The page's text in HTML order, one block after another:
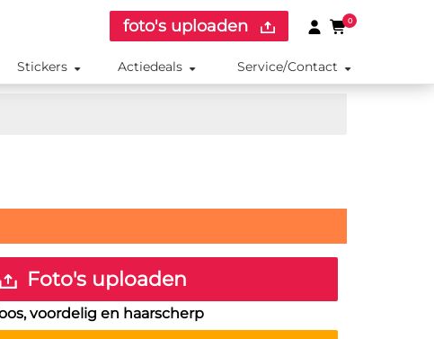
foto's uploaden 0
Stickers Actiedeals Service/Contact
Foto's uploaden
voordelig en haarscherp